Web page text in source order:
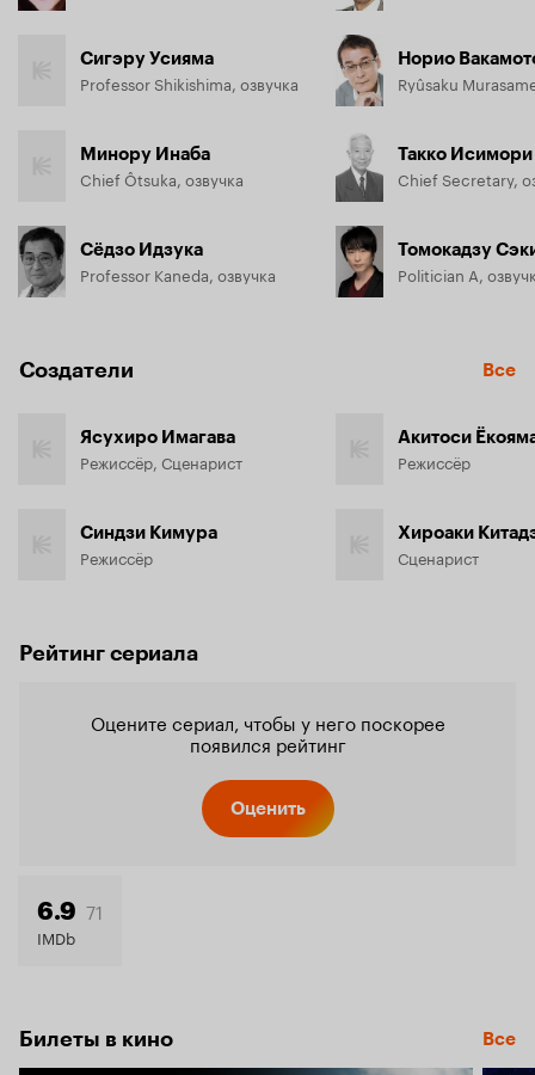
Сигэру Усияма
Professor Shikishima, озвучка
Минору Инаба
Chief Ôtsuka, озвучка
Сёдзо Идзука
Professor Kaneda, озвучка
Норио
Ryûsaku
Такко Исимори
Chief Secretary,
Томокадзу
Politician A,
Создатели Все
Ясухиро Имагава
Режиссёр, Сценарист
Синдзи Кимура
Режиссёр
Акитоси
Режиссёр
Хироаки
Сценарист
Рейтинг сериала
Оцените сериал, чтобы у него поскорее
появился рейтинг
Оценить
6.9 71
IMDb
Билеты в кино Все